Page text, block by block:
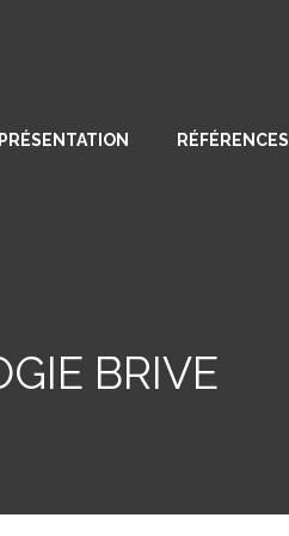
PRÉSENTATION RÉFÉRENCES
BRIVE